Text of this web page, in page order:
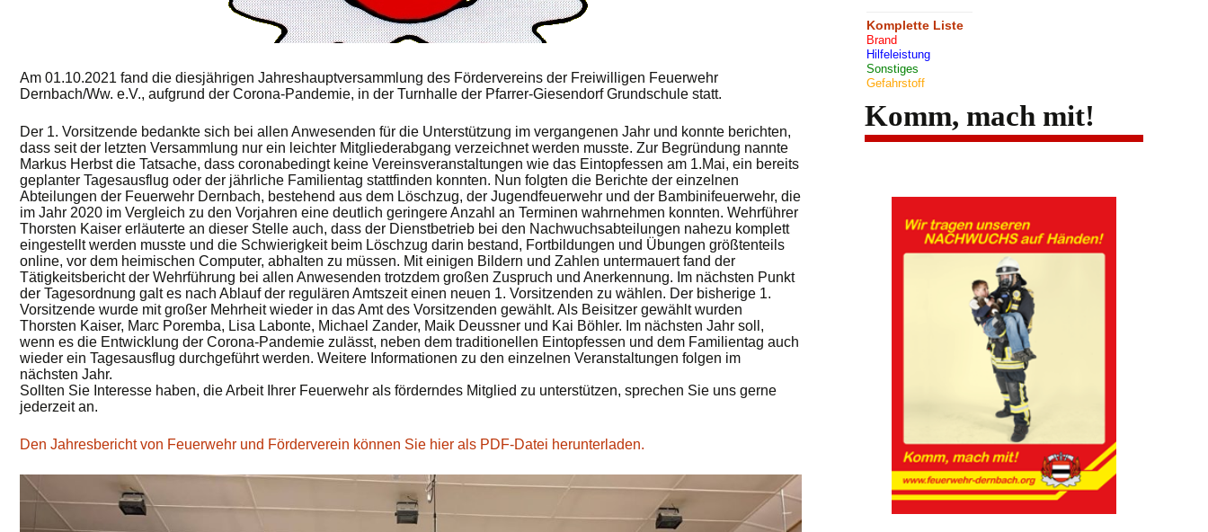
Am 01.10.2021 fand die diesjährigen Jahreshauptversammlung des Fördervereins der Freiwilligen Feuerwehr
Dernbach/Ww. e.V., aufgrund der Corona-Pandemie, in der Turnhalle der Pfarrer-Giesendorf Grundschule statt.
Der 1. Vorsitzende bedankte sich bei allen Anwesenden für die Unterstützung im vergangenen Jahr und konnte berichten,
dass seit der letzten Versammlung nur ein leichter Mitgliederabgang verzeichnet werden musste. Zur Begründung nannte
Markus Herbst die Tatsache, dass coronabedingt keine Vereinsveranstaltungen wie das Eintopfessen am 1.Mai, ein bereits
geplanter Tagesausflug oder der jährliche Familientag stattfinden konnten. Nun folgten die Berichte der einzelnen
Abteilungen der Feuerwehr Dernbach, bestehend aus dem Löschzug, der Jugendfeuerwehr und der Bambinifeuerwehr, die
im Jahr 2020 im Vergleich zu den Vorjahren eine deutlich geringere Anzahl an Terminen wahrnehmen konnten. Wehrführer
Thorsten Kaiser erläuterte an dieser Stelle auch, dass der Dienstbetrieb bei den Nachwuchsabteilungen nahezu komplett
eingestellt werden musste und die Schwierigkeit beim Löschzug darin bestand, Fortbildungen und Übungen größtenteils
online, vor dem heimischen Computer, abhalten zu müssen. Mit einigen Bildern und Zahlen untermauert fand der
Tätigkeitsbericht der Wehrführung bei allen Anwesenden trotzdem großen Zuspruch und Anerkennung. Im nächsten Punkt
der Tagesordnung galt es nach Ablauf der regulären Amtszeit einen neuen 1. Vorsitzenden zu wählen. Der bisherige 1.
Vorsitzende wurde mit großer Mehrheit wieder in das Amt des Vorsitzenden gewählt. Als Beisitzer gewählt wurden
Thorsten Kaiser, Marc Poremba, Lisa Labonte, Michael Zander, Maik Deussner und Kai Böhler. Im nächsten Jahr soll,
wenn es die Entwicklung der Corona-Pandemie zulässt, neben dem traditionellen Eintopfessen und dem Familientag auch
wieder ein Tagesausflug durchgeführt werden. Weitere Informationen zu den einzelnen Veranstaltungen folgen im
nächsten Jahr.
Sollten Sie Interesse haben, die Arbeit Ihrer Feuerwehr als förderndes Mitglied zu unterstützen, sprechen Sie uns gerne
jederzeit an.
Den Jahresbericht von Feuerwehr und Förderverein können Sie hier als PDF-Datei herunterladen.
Komplette Liste
Brand
Hilfeleistung
Sonstiges
Gefahrstoff
Komm, mach mit!